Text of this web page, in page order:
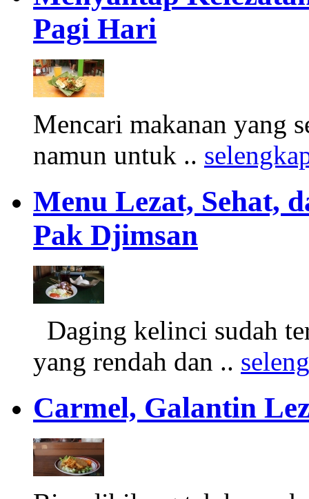
Pagi Hari
Mencari makanan yang
namun untuk ..
Menu Lezat, Sehat,
Pak Djimsan
Daging kelinci sudah
yang rendah dan ..
Carmel, Galantin